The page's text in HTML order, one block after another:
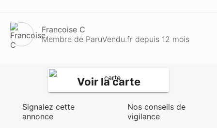
Francoise C
Membre de ParuVendu.fr depuis 12 mois
Voir la carte
Signalez cette
annonce
Nos conseils de
vigilance